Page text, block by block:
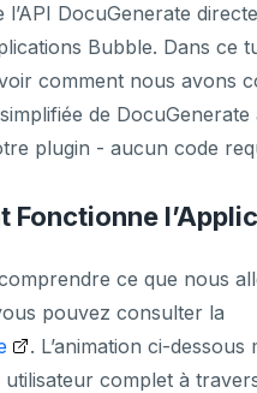
l’API DocuGenerate
Bubble. Dans ce
comment nous avons
de DocuGenerate
plugin - aucun code
Fonctionne
ce que nous
pouvez consulter la
. L’animation ci-dessous
complet à